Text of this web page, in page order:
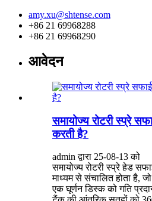
amy.xu@shtense.com
+86 21 69968288
+86 21 69968290
आवेदन
समायोज्य रोटरी स्प्रे
करती है?
admin द्वारा 25-08-13 को
समायोज्य रोटरी स्प्रे हेड
माध्यम से संचालित होता है,
एक घूर्णन डिस्क को गति